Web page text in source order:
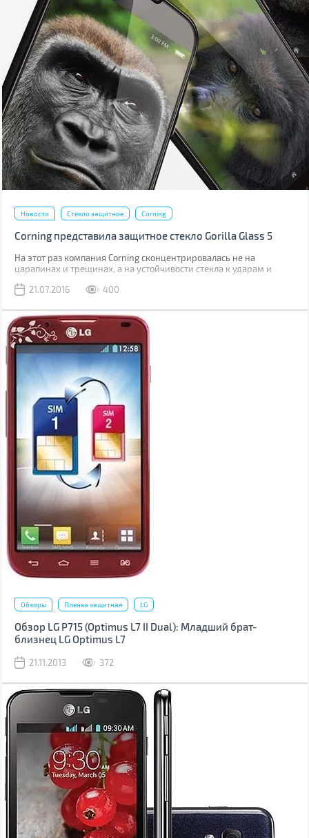
Новости Стекло защитное Corning
Corning представила защитное стекло Gorilla Glass 5
На этот раз компания Corning сконцентрировалась не на
царапинах и трещинах, а на устойчивости стекла к ударам и
21.07.2016
400
Обзоры Пленка защитная LG
Обзор LG P715 (Optimus L7 II Dual): Младший брат-
близнец LG Optimus L7
21.11.2013 372